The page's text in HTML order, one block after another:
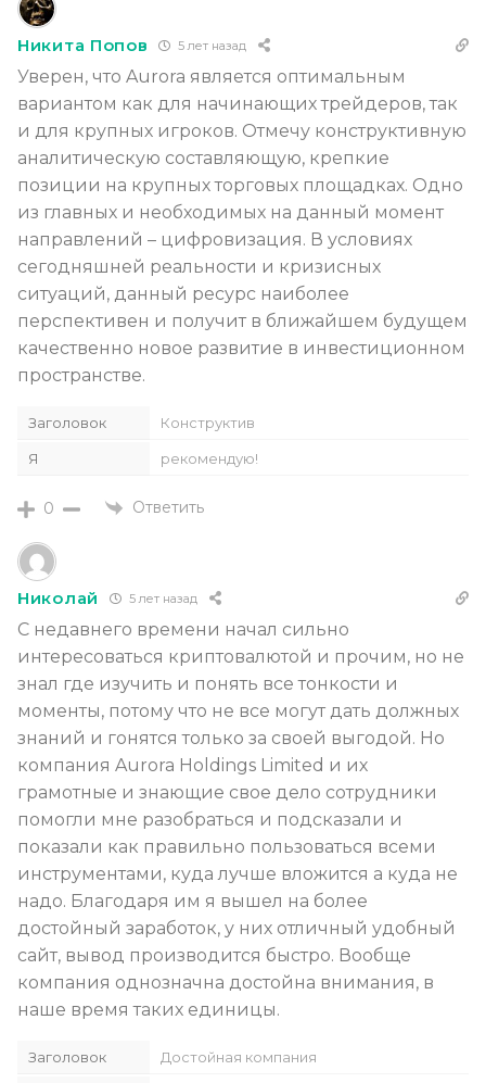
Никита Попов 5 лет назад
Уверен, что Aurora является оптимальным
вариантом как для начинающих трейдеров, так
и для крупных игроков. Отмечу конструктивную
аналитическую составляющую, крепкие
позиции на крупных торговых площадках. Одно
из главных и необходимых на данный момент
направлений – цифровизация. В условиях
сегодняшней реальности и кризисных
ситуаций, данный ресурс наиболее
перспективен и получит в ближайшем будущем
качественно новое развитие в инвестиционном
пространстве.
Заголовок Конструктив
Я рекомендую!
0 Ответить
Николай 5 лет назад
С недавнего времени начал сильно
интересоваться криптовалютой и прочим, но не
знал где изучить и понять все тонкости и
моменты, потому что не все могут дать должных
знаний и гонятся только за своей выгодой. Но
компания Aurora Holdings Limited и их
грамотные и знающие свое дело сотрудники
помогли мне разобраться и подсказали и
показали как правильно пользоваться всеми
инструментами, куда лучше вложится а куда не
надо. Благодаря им я вышел на более
достойный заработок, у них отличный удобный
сайт, вывод производится быстро. Вообще
компания однозначна достойна внимания, в
наше время таких единицы.
Заголовок Достойная компания